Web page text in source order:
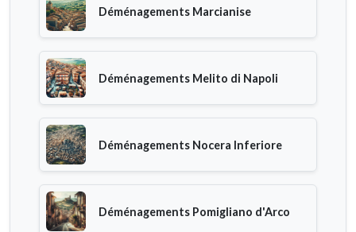
Déménagements Marcianise
Déménagements Melito di Napoli
Déménagements Nocera Inferiore
Déménagements Pomigliano d'Arco